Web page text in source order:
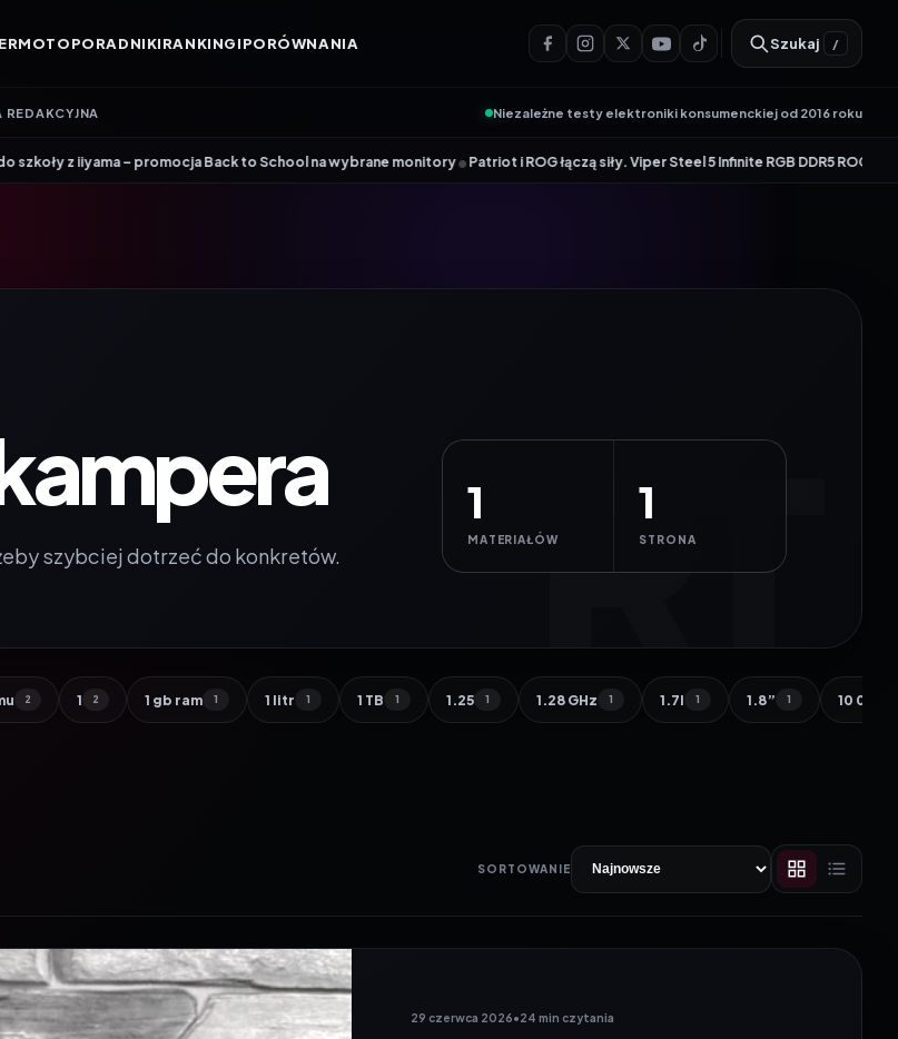
MOTOPORADNIKIRANKINGIPORÓWNANIA Szukaj /
REDAKCYJNA Niezależne testy elektroniki konsumenckiej od 2016 roku
promocja Back to School na wybrane monitory•Patriot i ROG łączą siły. Viper Steel 5 Infinite RGB DDR5 ROG Edition oferuje
szybciej dotrzeć do konkretów.
1
MATERIAŁÓW
1
STRONA
2 1 2 1 gb ram 1 1 litr 1 1 TB 1 1.25 1 1.28 GHz 1 1.7l 1 1.8” 1 10 000
SORTOWANIE
29 czerwca 2026•24 min czytania